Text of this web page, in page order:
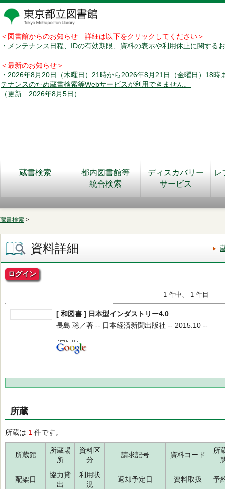
＜図書館からのお知らせ 詳細は以下をクリックしてください＞
・メンテナンス日程、IDの有効期限、資料の表示や利用休止に関する
＜最新のお知らせ＞
・2026年8月20日（木曜日）21時から2026年8月21日（金曜日）18時
テナンスのため蔵書検索等Webサービスが利用できません。
（更新 2026年8月5日）
蔵書検索
都内図書館等
統合検索
ディスカバリー
サービス
レ
蔵書検索 >
資料詳細
ログイン
1 件中、 1 件目
[ 和図書 ] 日本型インダストリー4.0
長島 聡／著 -- 日本経済新聞出版社 -- 2015.10 --
所蔵
所蔵は 1 件です。
所蔵館
所蔵場
所
資料区
分
請求記号 資料コード
所
配架日
協力貸
出
利用状
況
返却予定日 資料取扱 予